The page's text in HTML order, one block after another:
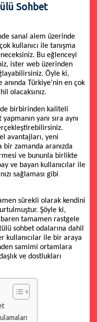
Sohbet
sanal alem üzerinde
kullanıcı ile tanışma
Bu eğlenceyi
ister web üzerinden
Öyle ki,
anında Türkiye’nin en çok
olacaksınız.
birbirinden kaliteli
yanı sıra aynı
avantajları, yeni
bir zamanda aranızda
ve bununla birlikte
ve bayan kullanıcılar ile
sağlaması gibi
sürekli olarak kendini
Şöyle ki,
tamamen rastgele
sohbet odalarına dahil
kullanıcılar ile bir araya
samimi ortamlara
ve dostlukları